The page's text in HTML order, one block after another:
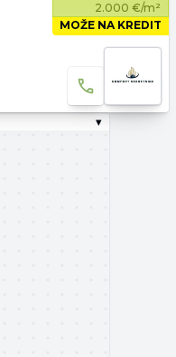
2.000 €/m²
MOŽE NA KREDIT
▾